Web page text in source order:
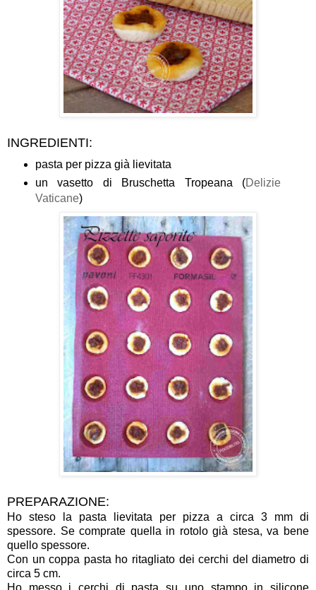
INGREDIENTI:
pasta per pizza già lievitata
un vasetto di Bruschetta Tropeana (Delizie
Vaticane)
PREPARAZIONE:
Ho steso la pasta lievitata per pizza a circa 3 mm di
spessore. Se comprate quella in rotolo già stesa, va bene
quello spessore.
Con un coppa pasta ho ritagliato dei cerchi del diametro di
circa 5 cm.
Ho messo i cerchi di pasta su uno stampo in silicone